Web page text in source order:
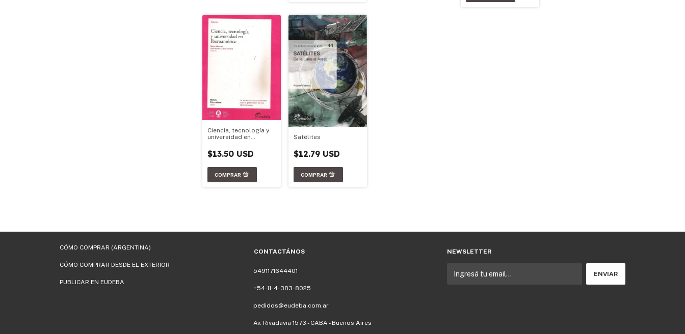
Ciencia, tecnología y
universidad en
$13.50 USD
Satélites
$12.79 USD
CÓMO COMPRAR (ARGENTINA)
CÓMO COMPRAR DESDE EL EXTERIOR
PUBLICAR EN EUDEBA
CONTACTÁNOS
5491171644401
+54-11-4-383-8025
pedidos@eudeba.com.ar
Av. Rivadavia 1573 - CABA - Buenos Aires
NEWSLETTER